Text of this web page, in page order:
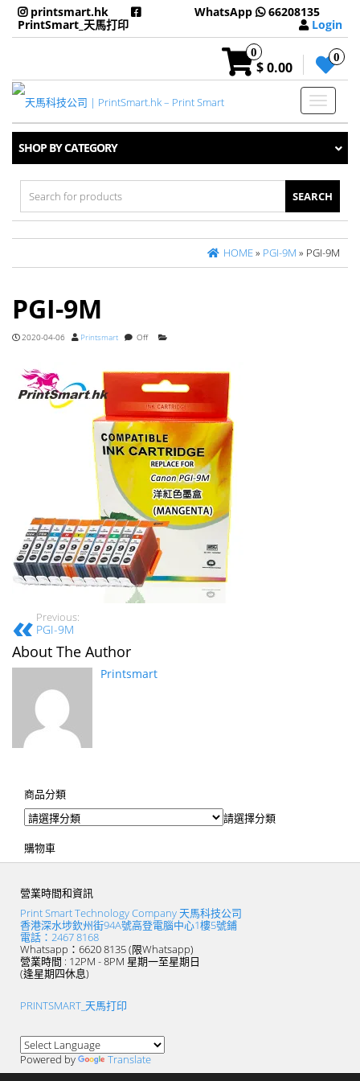
printsmart.hk
PrintSmart_天馬打印
WhatsApp
66208135
Login
0
$ 0.00
0
Toggle
SHOP BY CATEGORY
Search
for:
HOME» PGI-9M » PGI-9M
PGI-9M
2020-04-06 Printsmart Off
Previous:
PGI-9M
About The Author
Printsmart
商品分類
請選擇分類
購物車
營業時間和資訊
Print Smart Technology Company 天馬科技公司
香港深水埗欽州街94A號高登電腦中心1樓5號鋪
電話：2467 8168
Whatsapp：6620 8135 (限Whatsapp)
營業時間 : 12PM - 8PM 星期一至星期日
(逢星期四休息)
PRINTSMART_天馬打印
Powered by Translate